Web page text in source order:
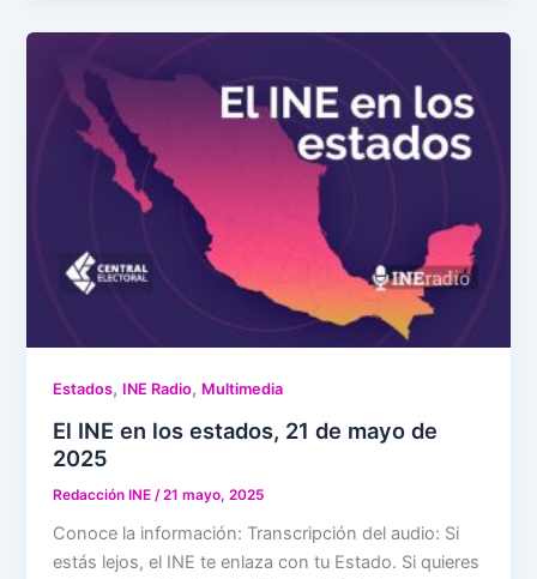
Estados, INE Radio, Multimedia
El INE en los estados, 21 de mayo de
2025
Redacción INE /21 mayo, 2025
Conoce la información: Transcripción del audio: Si
estás lejos, el INE te enlaza con tu Estado. Si quieres